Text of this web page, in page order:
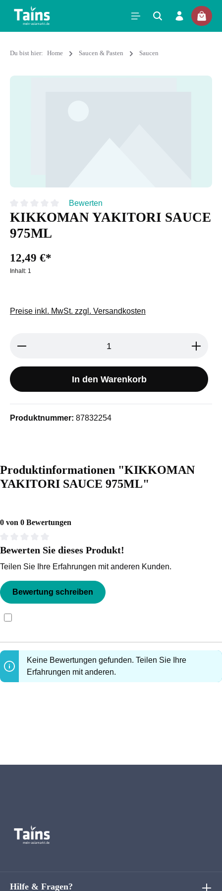
Du bist hier: Home Saucen & Pasten Saucen
Durchschnittliche Bewertung von 0 von 5 Sternen
Bewerten
KIKKOMAN YAKITORI SAUCE
975ML
12,49 €*
Inhalt: 1
Preise inkl. MwSt. zzgl. Versandkosten
Produkt Anzahl: Gib den
In den Warenkorb
Produktnummer: 87832254
Produktinformationen "KIKKOMAN
YAKITORI SAUCE 975ML"
0 von 0 Bewertungen
Durchschnittliche Bewertung von 0 von 5 Sternen
Bewerten Sie dieses Produkt!
Teilen Sie Ihre Erfahrungen mit anderen Kunden.
Bewertung schreiben
Keine Bewertungen gefunden. Teilen Sie Ihre
Erfahrungen mit anderen.
Hilfe & Fragen?